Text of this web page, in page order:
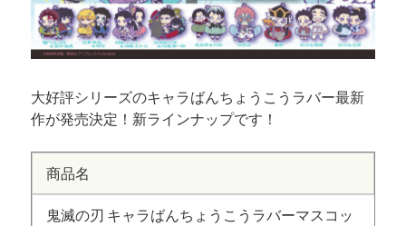
大好評シリーズのキャラばんちょうこうラバー最新
作が発売決定！新ラインナップです！
商品名
鬼滅の刃 キャラばんちょうこうラバーマスコッ